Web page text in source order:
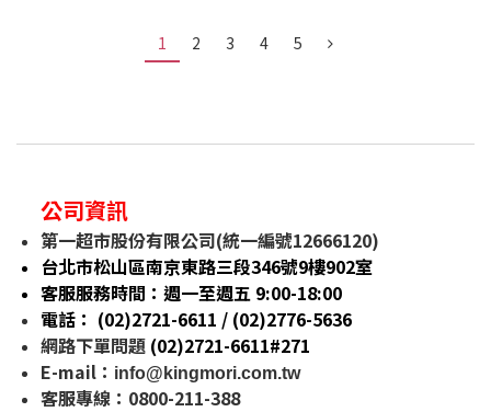
1 2 3 4 5
公司資訊
第一超市股份有限公司(統一編號12666120)
台北市松山區南京東路三段346號9樓902室
客服服務時間：週一至週五 9:00-18:00
電話： (02)2721-6611 / (02)2776-5636
網路下單問題 (02)2721-6611#271
E-mail ： info@kingmori.com.tw
客服專線：0800-211-388